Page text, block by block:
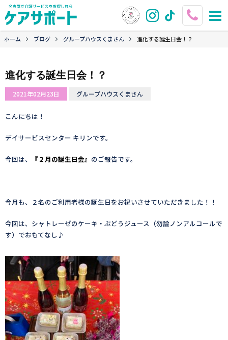
ホーム ブログ グループハウスくまさん 進化する誕生日会！？
進化する誕生日会！？
2021年02月23日 グループハウスくまさん
こんにちは！
デイサービスセンター キリンです。
今回は、 『２月の誕生日会』 のご報告です。
今月も、２名のご利用者様の誕生日をお祝いさせていただきました！！
今回は、シャトレーゼのケーキ・ぶどうジュース（勿論ノンアルコールで
す）でおもてなし♪